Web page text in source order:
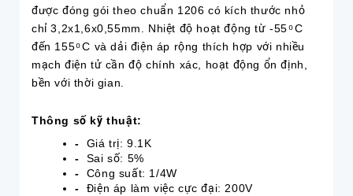
được đóng gói theo chuẩn 1206 có kích thước nhỏ
chỉ 3,2x1,6x0,55mm. Nhiệt độ hoạt động từ -55 ͦ C
đến 155 ͦ C và dải điện áp rộng thích hợp với nhiều
mạch điện tử cần độ chính xác, hoạt động ổn định,
bền với thời gian.
Thông số kỹ thuật:
- Giá trị: 9.1K
- Sai số: 5%
- Công suất: 1/4W
- Điện áp làm việc cực đại: 200V